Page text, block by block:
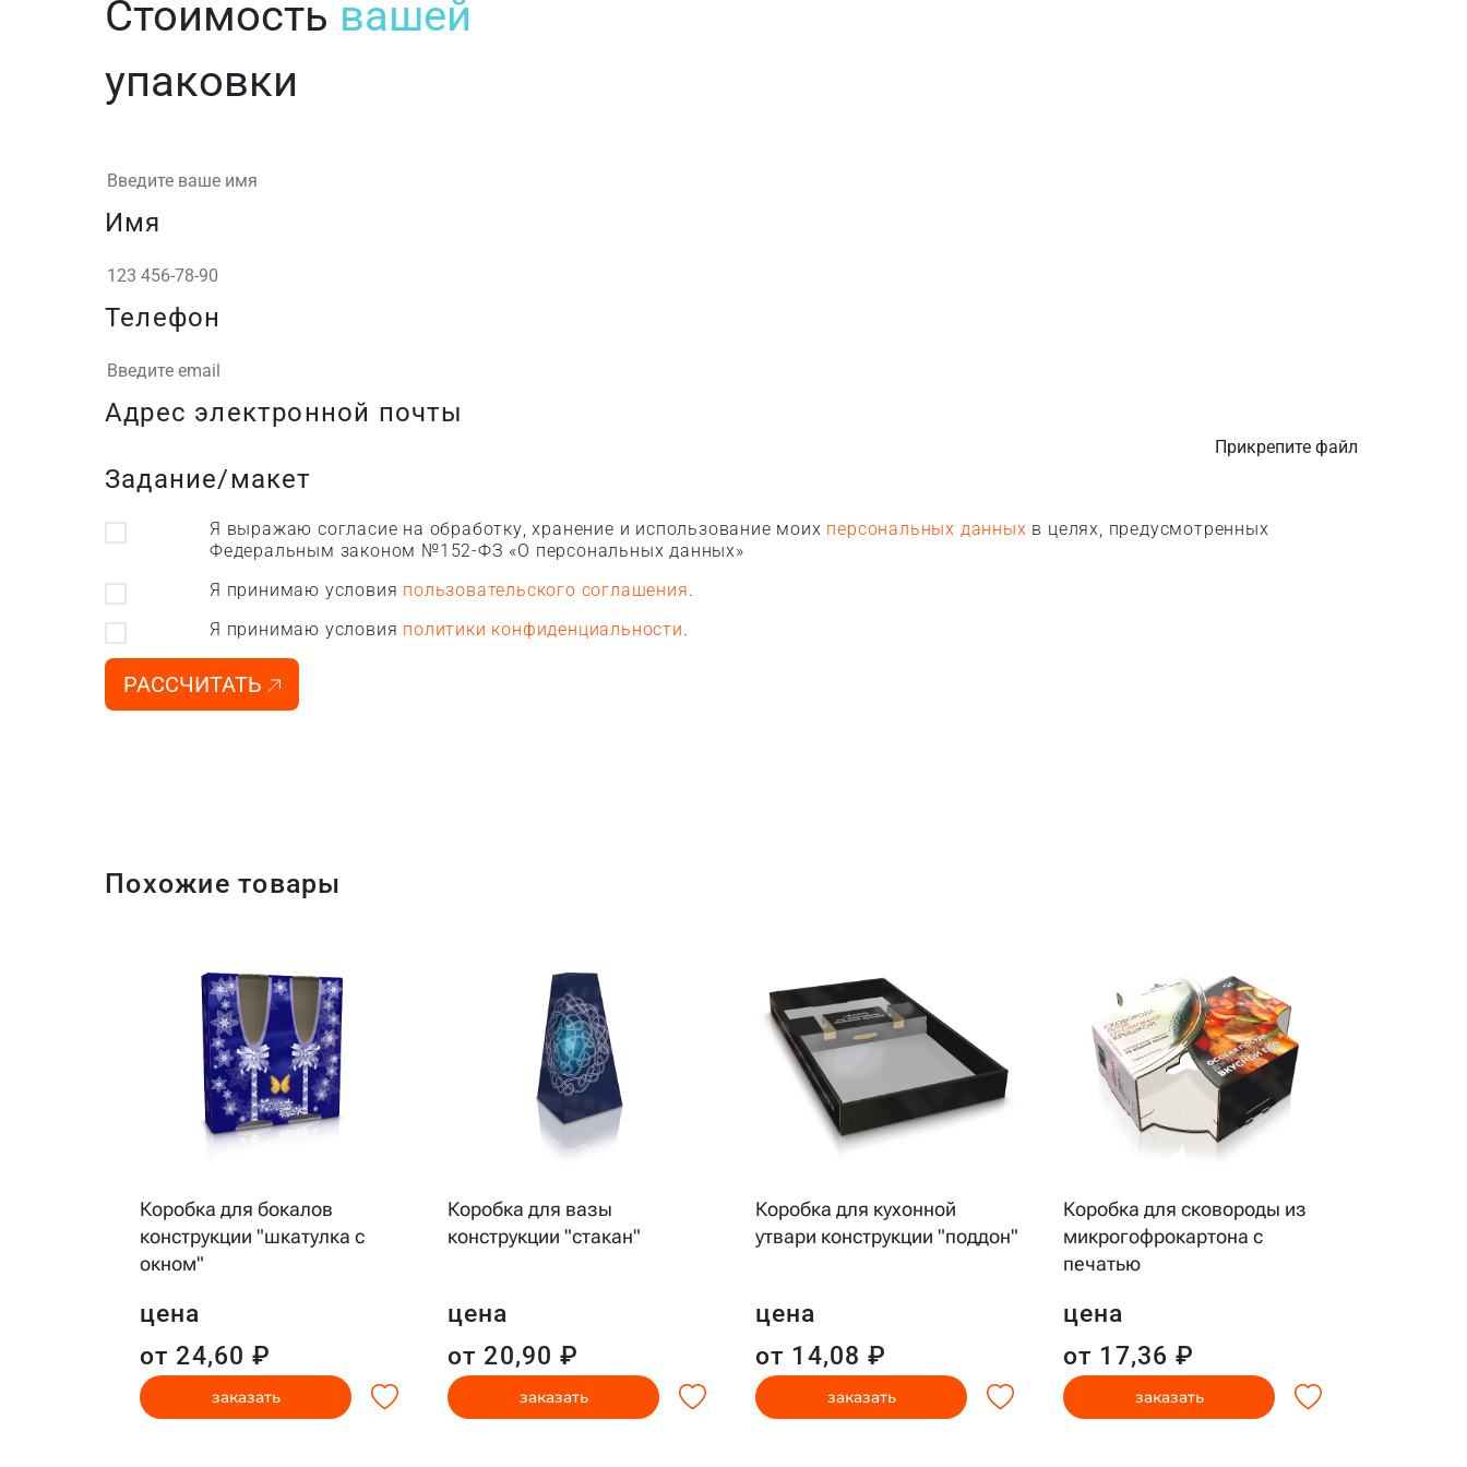
Стоимость вашей
упаковки
Имя
Телефон
Адрес электронной почты
Задание/макет
Прикрепите файл
Я выражаю согласие на обработку, хранение и использование моих персональных данных в целях, предусмотренных
Федеральным законом №152-ФЗ «О персональных данных»
Я принимаю условия пользовательского соглашения.
Я принимаю условия политики конфиденциальности.
РАССЧИТАТЬ
Похожие товары
Коробка для бокалов
конструкции "шкатулка с
окном"
цена
от 24,60 ₽
заказать
Коробка для вазы
конструкции "стакан"
цена
от 20,90 ₽
заказать
Коробка для кухонной
утвари конструкции "поддон"
цена
от 14,08 ₽
заказать
Коробка для сковороды из
микрогофрокартона с
печатью
цена
от 17,36 ₽
заказать